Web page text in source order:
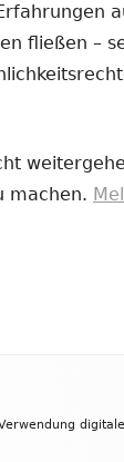
fließen –
machen.